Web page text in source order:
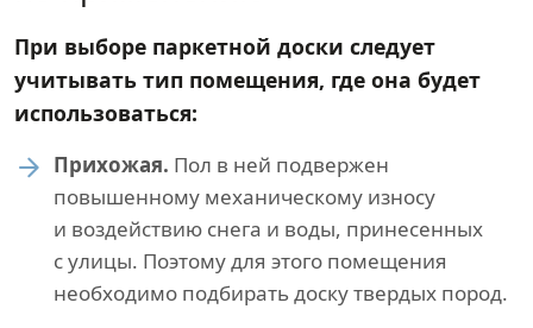
При выборе паркетной доски следует
учитывать тип помещения, где она будет
использоваться:
Прихожая. Пол в ней подвержен
повышенному механическому износу
и воздействию снега и воды, принесенных
с улицы. Поэтому для этого помещения
необходимо подбирать доску твердых пород.